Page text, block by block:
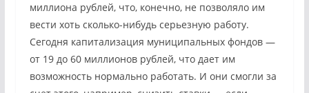
миллиона рублей, что, конечно, не позволяло им
вести хоть сколько-нибудь серьезную работу.
Сегодня капитализация муниципальных фондов —
от 19 до 60 миллионов рублей, что дает им
возможность нормально работать. И они смогли за